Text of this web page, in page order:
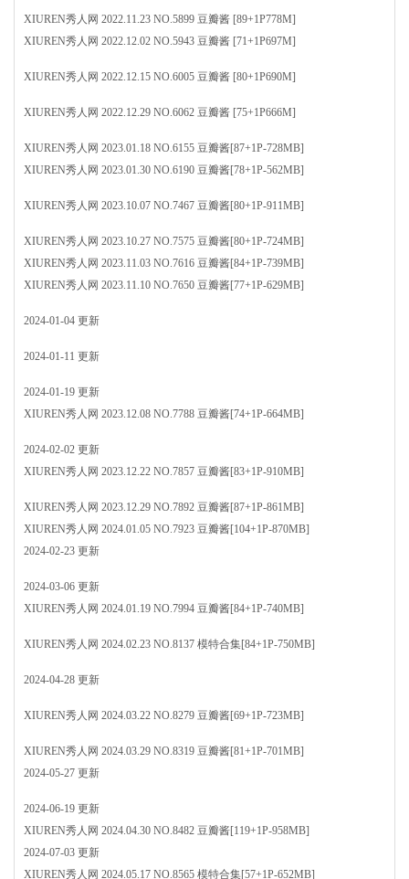
XIUREN秀人网 2022.11.23 NO.5899 豆瓣酱 [89+1P778M]
XIUREN秀人网 2022.12.02 NO.5943 豆瓣酱 [71+1P697M]
XIUREN秀人网 2022.12.15 NO.6005 豆瓣酱 [80+1P690M]
XIUREN秀人网 2022.12.29 NO.6062 豆瓣酱 [75+1P666M]
XIUREN秀人网 2023.01.18 NO.6155 豆瓣酱[87+1P-728MB]
XIUREN秀人网 2023.01.30 NO.6190 豆瓣酱[78+1P-562MB]
XIUREN秀人网 2023.10.07 NO.7467 豆瓣酱[80+1P-911MB]
XIUREN秀人网 2023.10.27 NO.7575 豆瓣酱[80+1P-724MB]
XIUREN秀人网 2023.11.03 NO.7616 豆瓣酱[84+1P-739MB]
XIUREN秀人网 2023.11.10 NO.7650 豆瓣酱[77+1P-629MB]
2024-01-04 更新
2024-01-11 更新
2024-01-19 更新
XIUREN秀人网 2023.12.08 NO.7788 豆瓣酱[74+1P-664MB]
2024-02-02 更新
XIUREN秀人网 2023.12.22 NO.7857 豆瓣酱[83+1P-910MB]
XIUREN秀人网 2023.12.29 NO.7892 豆瓣酱[87+1P-861MB]
XIUREN秀人网 2024.01.05 NO.7923 豆瓣酱[104+1P-870MB]
2024-02-23 更新
2024-03-06 更新
XIUREN秀人网 2024.01.19 NO.7994 豆瓣酱[84+1P-740MB]
XIUREN秀人网 2024.02.23 NO.8137 模特合集[84+1P-750MB]
2024-04-28 更新
XIUREN秀人网 2024.03.22 NO.8279 豆瓣酱[69+1P-723MB]
XIUREN秀人网 2024.03.29 NO.8319 豆瓣酱[81+1P-701MB]
2024-05-27 更新
2024-06-19 更新
XIUREN秀人网 2024.04.30 NO.8482 豆瓣酱[119+1P-958MB]
2024-07-03 更新
XIUREN秀人网 2024.05.17 NO.8565 模特合集[57+1P-652MB]